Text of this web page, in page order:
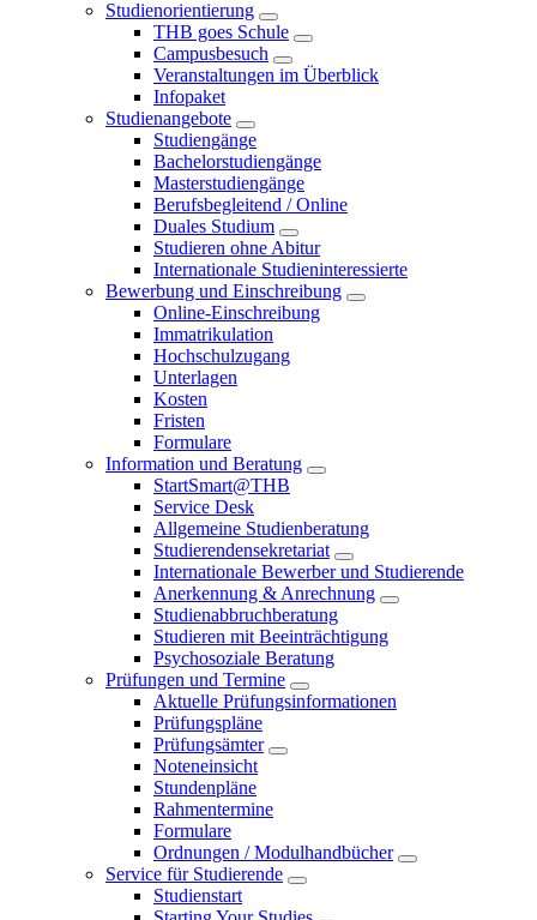
Studienorientierung
THB goes Schule
Campusbesuch
Veranstaltungen im Überblick
Infopaket
Studienangebote
Studiengänge
Bachelorstudiengänge
Masterstudiengänge
Berufsbegleitend / Online
Duales Studium
Studieren ohne Abitur
Internationale Studieninteressierte
Bewerbung und Einschreibung
Online-Einschreibung
Immatrikulation
Hochschulzugang
Unterlagen
Kosten
Fristen
Formulare
Information und Beratung
StartSmart@THB
Service Desk
Allgemeine Studienberatung
Studierendensekretariat
Internationale Bewerber und Studierende
Anerkennung & Anrechnung
Studienabbruchberatung
Studieren mit Beeinträchtigung
Psychosoziale Beratung
Prüfungen und Termine
Aktuelle Prüfungsinformationen
Prüfungspläne
Prüfungsämter
Noteneinsicht
Stundenpläne
Rahmentermine
Formulare
Ordnungen / Modulhandbücher
Service für Studierende
Studienstart